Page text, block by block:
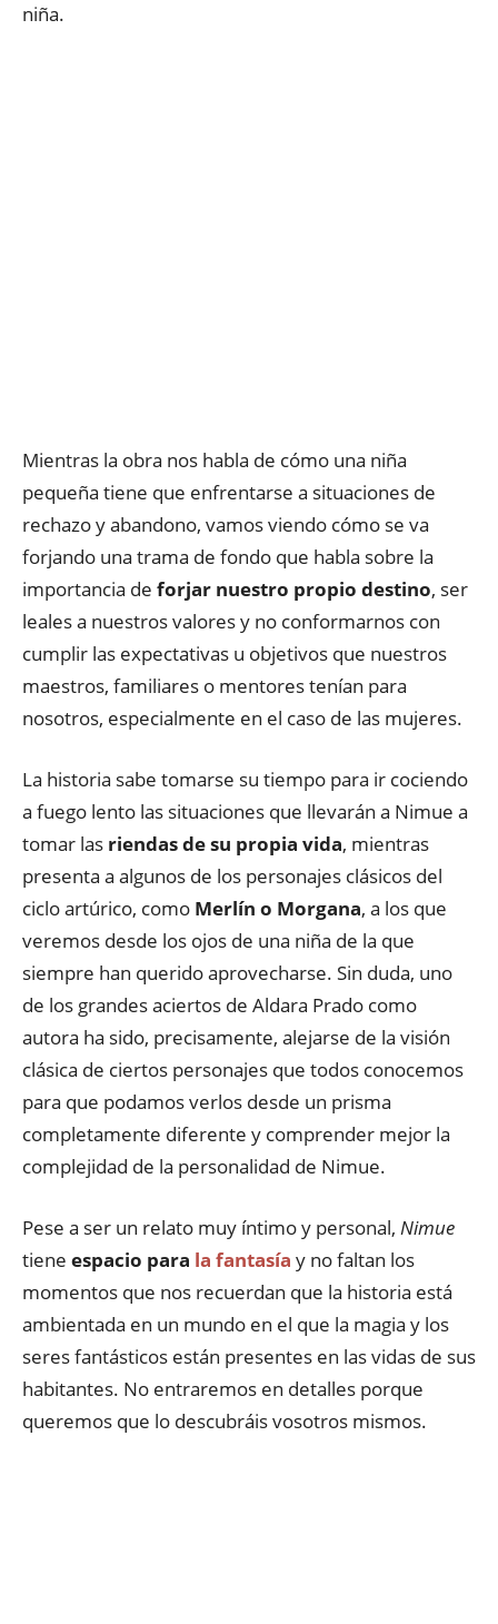
niña.
Mientras la obra nos habla de cómo una niña
pequeña tiene que enfrentarse a situaciones de
rechazo y abandono, vamos viendo cómo se va
forjando una trama de fondo que habla sobre la
importancia de forjar nuestro propio destino, ser
leales a nuestros valores y no conformarnos con
cumplir las expectativas u objetivos que nuestros
maestros, familiares o mentores tenían para
nosotros, especialmente en el caso de las mujeres.
La historia sabe tomarse su tiempo para ir cociendo
a fuego lento las situaciones que llevarán a Nimue a
tomar las riendas de su propia vida, mientras
presenta a algunos de los personajes clásicos del
ciclo artúrico, como Merlín o Morgana, a los que
veremos desde los ojos de una niña de la que
siempre han querido aprovecharse. Sin duda, uno
de los grandes aciertos de Aldara Prado como
autora ha sido, precisamente, alejarse de la visión
clásica de ciertos personajes que todos conocemos
para que podamos verlos desde un prisma
completamente diferente y comprender mejor la
complejidad de la personalidad de Nimue.
Pese a ser un relato muy íntimo y personal, Nimue
tiene espacio para la fantasía y no faltan los
momentos que nos recuerdan que la historia está
ambientada en un mundo en el que la magia y los
seres fantásticos están presentes en las vidas de sus
habitantes. No entraremos en detalles porque
queremos que lo descubráis vosotros mismos.